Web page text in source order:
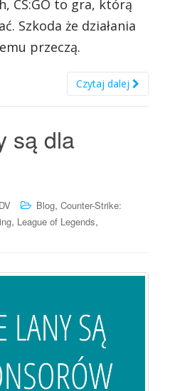
CS:GO to gra, którą
Szkoda że działania
przeczą.
Czytaj dalej
są dla
Blog, Counter-Strike:
, League of Legends,